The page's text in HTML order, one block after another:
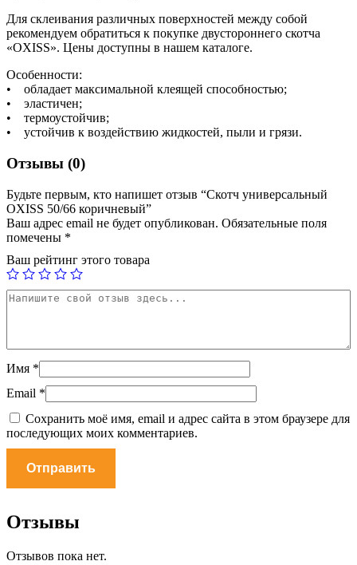
Для склеивания различных поверхностей между собой
рекомендуем обратиться к покупке двустороннего скотча
«OXISS». Цены доступны в нашем каталоге.
Особенности:
• обладает максимальной клеящей способностью;
• эластичен;
• термоустойчив;
• устойчив к воздействию жидкостей, пыли и грязи.
Отзывы (0)
Будьте первым, кто напишет отзыв “Скотч универсальный
OXISS 50/66 коричневый”
Ваш адрес email не будет опубликован. Обязательные поля
помечены *
Ваш рейтинг этого товара
Имя *
Email *
Сохранить моё имя, email и адрес сайта в этом браузере для
последующих моих комментариев.
Отзывы
Отзывов пока нет.